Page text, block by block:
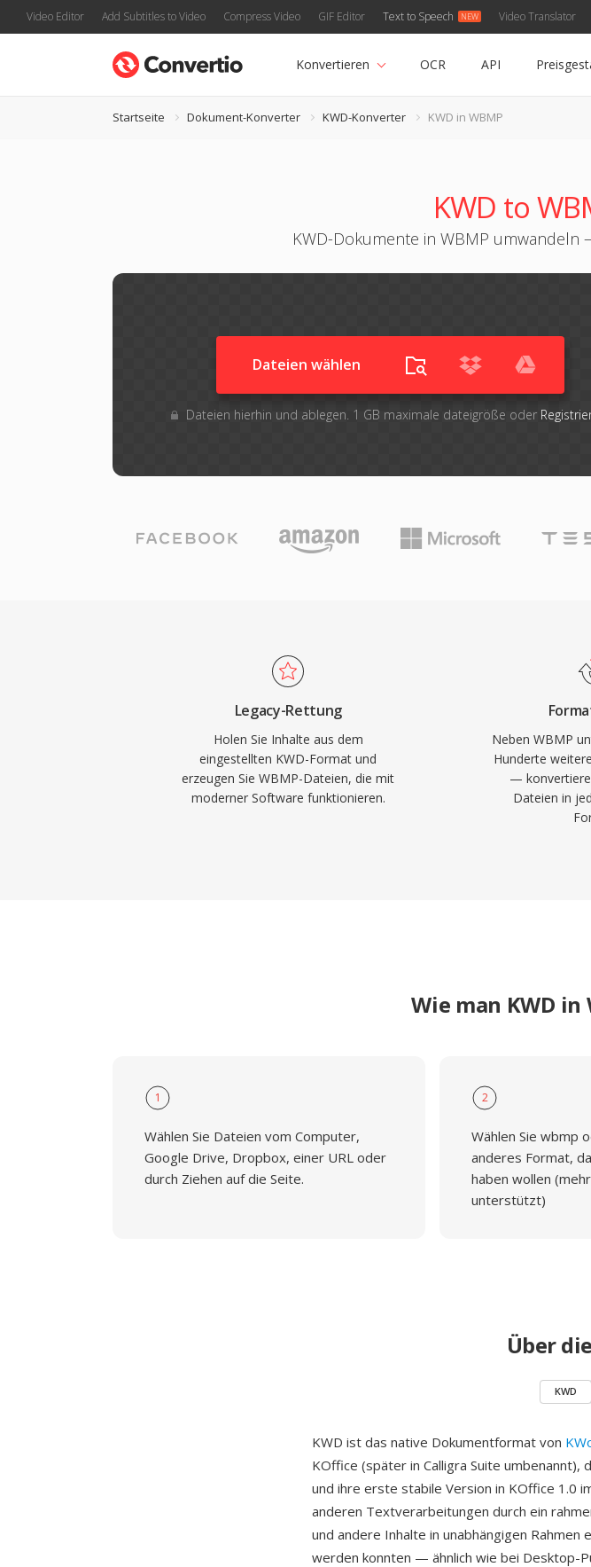
Video Editor Add Subtitles to Video Compress Video GIF Editor Text to Speech Video Translator
Konvertieren OCR API
Startseite Dokument-Konverter KWD-Konverter KWD in WBMP
KWD to
KWD-Dokumente in WBMP
Dateien wählen
Dateien hierhin und ablegen. 1 GB maximale dateigröße oder
Legacy-Rettung
Holen Sie Inhalte aus dem
eingestellten KWD-Format und
erzeugen Sie WBMP-Dateien, die mit
moderner Software funktionieren.
Neben WBMP
Hunderte
—
Dateien in
Wie man KWD
1
Wählen Sie Dateien vom Computer,
Google Drive, Dropbox, einer URL oder
durch Ziehen auf die Seite.
2
Wählen Sie wbmp
anderes Format,
haben wollen
unterstützt)
Über
KWD
KWD ist das native Dokumentformat von
KOffice (später in Calligra Suite
und ihre erste stabile Version in KOffice 1.0
anderen Textverarbeitungen durch ein
und andere Inhalte in unabhängigen
werden konnten — ähnlich wie bei Desktop-